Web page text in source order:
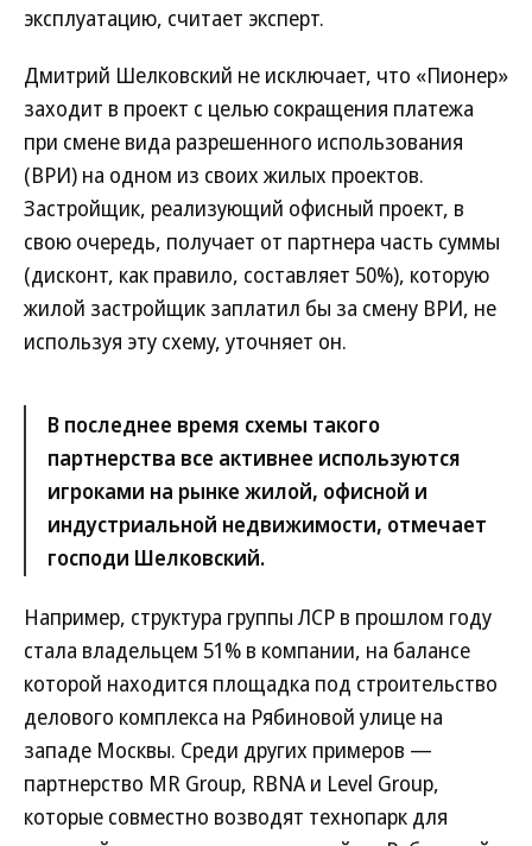
эксплуатацию, считает эксперт.
Дмитрий Шелковский не исключает, что «Пионер»
заходит в проект с целью сокращения платежа
при смене вида разрешенного использования
(ВРИ) на одном из своих жилых проектов.
Застройщик, реализующий офисный проект, в
свою очередь, получает от партнера часть суммы
(дисконт, как правило, составляет 50%), которую
жилой застройщик заплатил бы за смену ВРИ, не
используя эту схему, уточняет он.
В последнее время схемы такого
партнерства все активнее используются
игроками на рынке жилой, офисной и
индустриальной недвижимости, отмечает
господи Шелковский.
Например, структура группы ЛСР в прошлом году
стала владельцем 51% в компании, на балансе
которой находится площадка под строительство
делового комплекса на Рябиновой улице на
западе Москвы. Среди других примеров —
партнерство MR Group, RBNA и Level Group,
которые совместно возводят технопарк для